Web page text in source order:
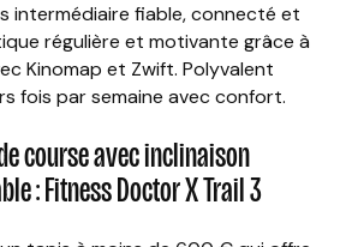
intermédiaire fiable, connecté et
régulière et motivante grâce à
Kinomap et Zwift. Polyvalent
fois par semaine avec confort.
course avec inclinaison
: Fitness Doctor X Trail 3